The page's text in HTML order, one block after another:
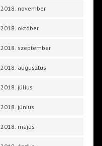
2018. november
2018. október
2018. szeptember
2018. augusztus
2018. július
2018. június
2018. május